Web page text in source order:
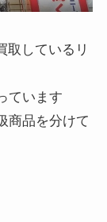
取しているリ
ています
商品を分けて